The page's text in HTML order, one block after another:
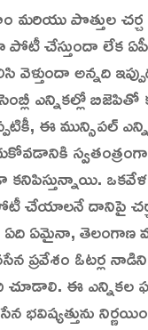
మరియు పొత్తుల
పోటీ చేస్తుందా లేక
వెళ్తుందా అన్నది
ఎన్నికల్లో
ఈ మున్సిపల్
ఒకవేళ
చేయాలనే దానిపై
ఏది ఏమైనా, తెలంగాణ
ప్రవేశం ఓటర్ల
చూడాలి. ఈ ఎన్నికల
భవిష్యత్తును